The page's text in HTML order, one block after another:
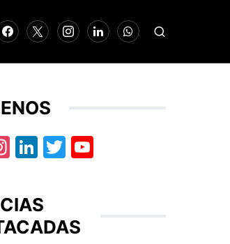
Instagram
LinkedIn
Twitter